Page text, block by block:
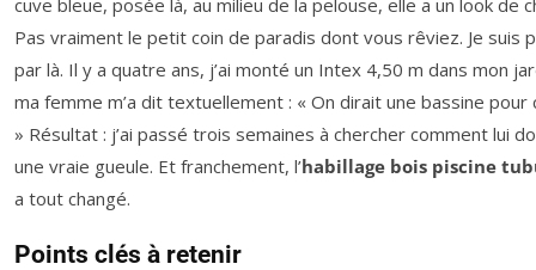
Pas vraiment le petit coin de paradis dont vous rêviez. Je suis
par là. Il y a quatre ans, j’ai monté un Intex 4,50 m dans mon
ma femme m’a dit textuellement : « On dirait une bassine pour
» Résultat : j’ai passé trois semaines à chercher comment lui
une vraie gueule. Et franchement, l’habillage bois piscine
a tout changé.
Points clés à retenir